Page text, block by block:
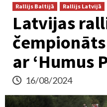
Rallijs Baltijā Rallijs Latvijā
Latvijas
ar ‘Humus
16/08/2024